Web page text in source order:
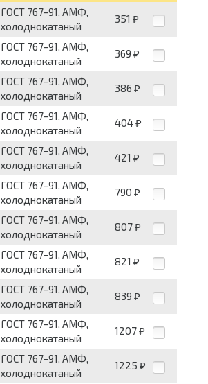
ГОСТ 767-91, АМФ,
холоднокатаный
351 ₽
ГОСТ 767-91, АМФ,
холоднокатаный
369 ₽
ГОСТ 767-91, АМФ,
холоднокатаный
386 ₽
ГОСТ 767-91, АМФ,
холоднокатаный
404 ₽
ГОСТ 767-91, АМФ,
холоднокатаный
421 ₽
ГОСТ 767-91, АМФ,
холоднокатаный
790 ₽
ГОСТ 767-91, АМФ,
холоднокатаный
807 ₽
ГОСТ 767-91, АМФ,
холоднокатаный
821 ₽
ГОСТ 767-91, АМФ,
холоднокатаный
839 ₽
ГОСТ 767-91, АМФ,
холоднокатаный
1207 ₽
ГОСТ 767-91, АМФ,
холоднокатаный
1225 ₽